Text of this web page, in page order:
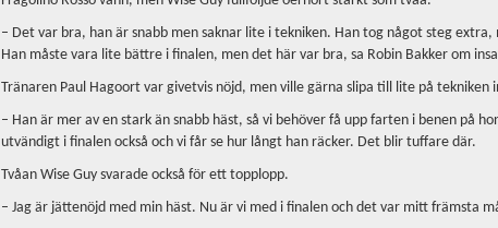
– Det var bra, han är snabb men saknar lite i tekniken. Han tog något steg
Han måste vara lite bättre i finalen, men det här var bra, sa Robin Bakker om
Tränaren Paul Hagoort var givetvis nöjd, men ville gärna slipa till lite på tekniken
– Han är mer av en stark än snabb häst, så vi behöver få upp farten i benen på
utvändigt i finalen också och vi får se hur långt han räcker. Det blir tuffare där.
Tvåan Wise Guy svarade också för ett topplopp.
– Jag är jättenöjd med min häst. Nu är vi med i finalen och det var mitt främsta